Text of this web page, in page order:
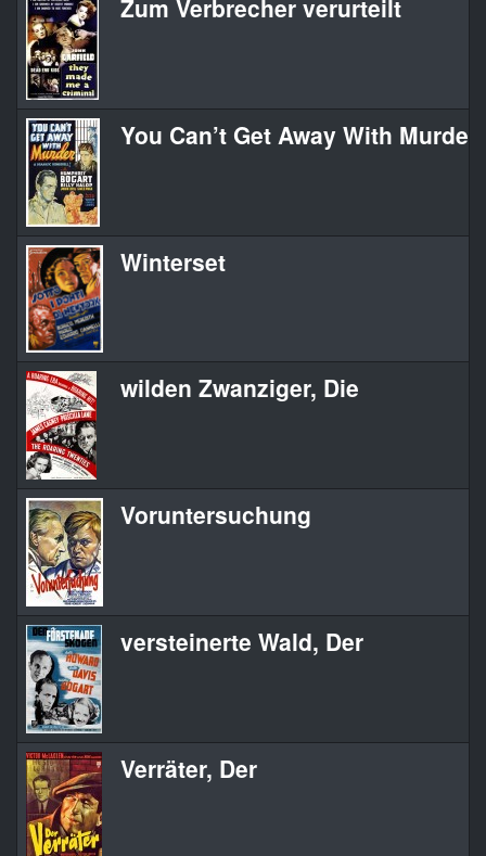
Zum Verbrecher verurteilt
You Can’t Get Away With Murder
Winterset
wilden Zwanziger, Die
Voruntersuchung
versteinerte Wald, Der
Verräter, Der